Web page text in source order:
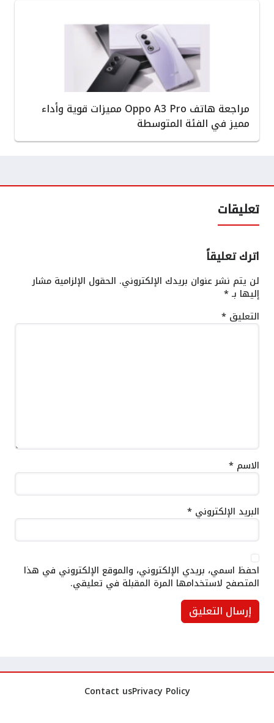
مراجعة هاتف Oppo A3 Pro مميزات قوية وأداء
مميز في الفئة المتوسطة
تعليقات
اترك تعليقاً
لن يتم نشر عنوان بريدك الإلكتروني. الحقول الإلزامية مشار
إليها بـ*
التعليق *
الاسم *
البريد الإلكتروني *
احفظ اسمي، بريدي الإلكتروني، والموقع الإلكتروني في هذا
المتصفح لاستخدامها المرة المقبلة في تعليقي.
Privacy Policy
Contact us